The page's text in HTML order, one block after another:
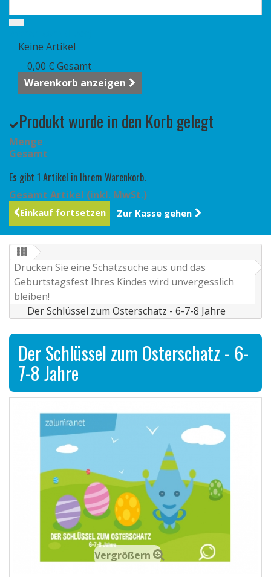
Keine Artikel
0,00 € Gesamt
Warenkorb anzeigen
Produkt wurde in den Korb gelegt
Menge
Gesamt
Es gibt 1 Artikel in Ihrem Warenkorb.
Gesamt Artikel (inkl. MwSt.)
Einkauf fortsetzen Zur Kasse gehen
Drucken Sie eine Schatzsuche aus und das
Geburtstagsfest Ihres Kindes wird unvergesslich
bleiben!
Der Schlüssel zum Osterschatz - 6-7-8 Jahre
Der Schlüssel zum Osterschatz - 6-
7-8 Jahre
Vergrößern